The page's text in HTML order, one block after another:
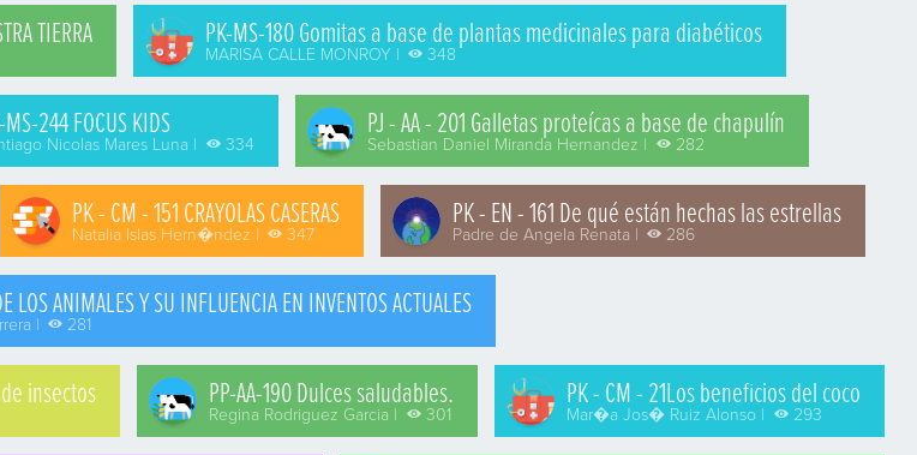
TIERRA PK-MS-180 Gomitas a base de plantas medicinales para diabéticos
MARISA CALLE MONROY | 348
244 FOCUS KIDS
Nicolas Mares Luna | 334
PJ - AA - 201 Galletas proteícas a base de chapulín
Sebastian Daniel Miranda Hernandez | 282
PK - CM - 151 CRAYOLAS CASERAS
Natalia Islas Hern�ndez | 347
PK - EN - 161 De qué están hechas las estrellas
Padre de Angela Renata | 286
ANIMALES Y SU INFLUENCIA EN INVENTOS ACTUALES
| 281
insectos PP-AA-190 Dulces saludables.
Regina Rodriguez Garcia | 301
PK - CM - 21Los beneficios del coco
Mar�a Jos� Ruiz Alonso | 293